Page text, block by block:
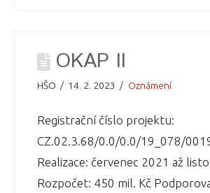
OKAP II
HŠO 14. 2. 2023 Oznámení
Registrační číslo projektu:
CZ.02.3.68/0.0/0.0/19_078/
Realizace: červenec 2021 až
Rozpočet: 450 mil. Kč